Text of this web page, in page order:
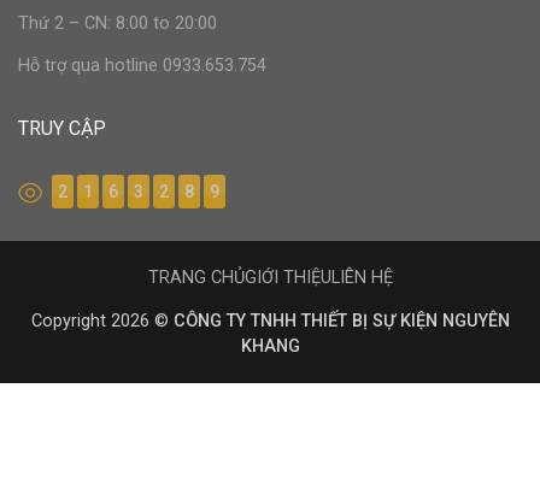
Thứ 2 – CN: 8:00 to 20:00
Hỗ trợ qua hotline 0933.653.754
TRUY CẬP
2 1 6 3 2 8 9
Copyright 2026 © CÔNG TY TNHH THIẾT BỊ SỰ KIỆN NGUYÊN
KHANG
TRANG CHỦGIỚI THIỆULIÊN HỆ